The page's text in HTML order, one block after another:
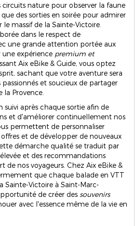
circuits nature pour observer la faune
des sorties en soirée pour admirer
massif de la Sainte-Victoire.
dans le respect de
une grande attention portée aux
une expérience premium et
Aix eBike & Guide, vous optez
sachant que votre aventure sera
et soucieux de partager
la Provence.
suivi après chaque sortie afin de
et d'améliorer continuellement nos
permettent de personnaliser
et de développer de nouveaux
démarche qualité se traduit par
et des recommandations
de nos voyageurs. Chez Aix eBike &
que chaque balade en VTT
Sainte-Victoire à Saint-Marc-
de créer des souvenirs
avec l'essence même de la vie en